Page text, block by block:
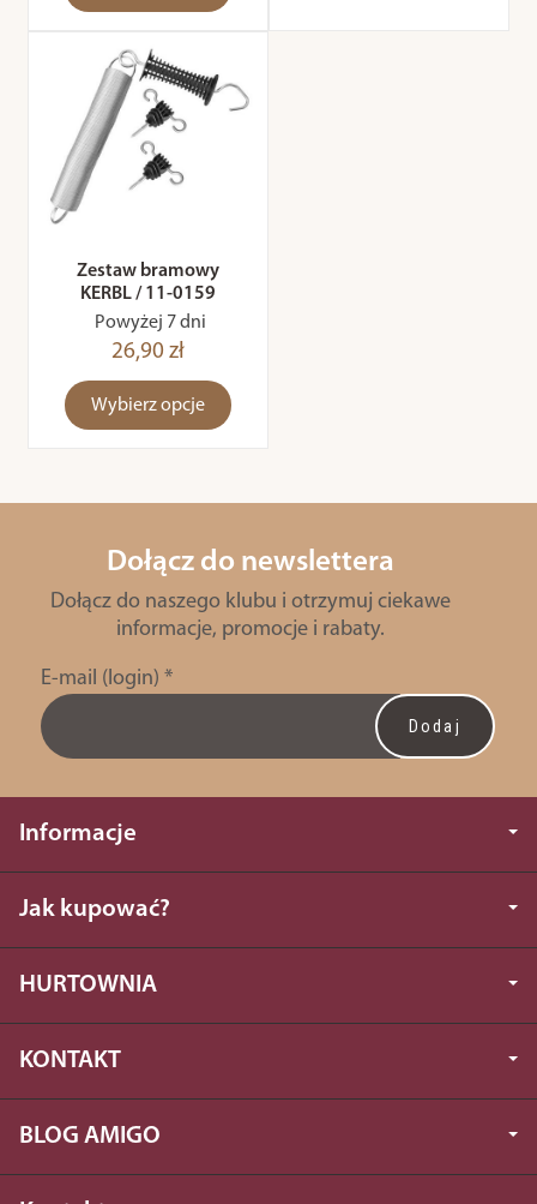
Zestaw bramowy
KERBL / 11-0159
Powyżej 7 dni
26,90 zł
Wybierz opcje
Dołącz do newslettera
Dołącz do naszego klubu i otrzymuj ciekawe
informacje, promocje i rabaty.
E-mail (login) *
Informacje
Jak kupować?
HURTOWNIA
KONTAKT
BLOG AMIGO